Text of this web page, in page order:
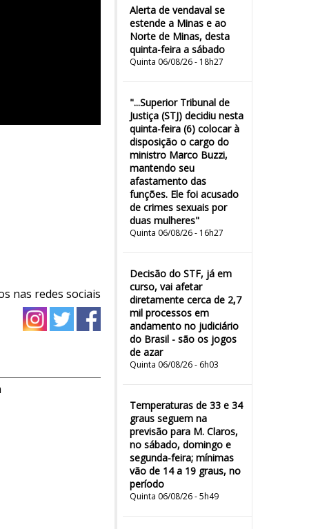
Alerta de vendaval se
estende a Minas e ao
Norte de Minas, desta
quinta-feira a sábado
Quinta 06/08/26 - 18h27
"...Superior Tribunal de
Justiça (STJ) decidiu nesta
quinta-feira (6) colocar à
disposição o cargo do
ministro Marco Buzzi,
mantendo seu
afastamento das
funções. Ele foi acusado
de crimes sexuais por
duas mulheres"
Quinta 06/08/26 - 16h27
Decisão do STF, já em
curso, vai afetar
diretamente cerca de 2,7
mil processos em
andamento no judiciário
do Brasil - são os jogos
de azar
Quinta 06/08/26 - 6h03
Temperaturas de 33 e 34
graus seguem na
previsão para M. Claros,
no sábado, domingo e
segunda-feira; mínimas
vão de 14 a 19 graus, no
período
Quinta 06/08/26 - 5h49
nas redes sociais